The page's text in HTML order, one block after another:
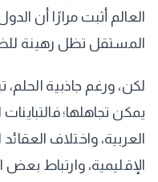
العالم أثبت مرارًا أن
المستقل تظل رهينة
لكن، ورغم جاذبية
يمكن تجاهلها؛
العربية، واختلاف
الإقليمية، وارتباط بعض